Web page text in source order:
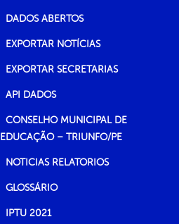
DADOS ABERTOS
EXPORTAR NOTÍCIAS
EXPORTAR SECRETARIAS
API DADOS
CONSELHO MUNICIPAL DE
EDUCAÇÃO – TRIUNFO/PE
NOTICIAS RELATORIOS
GLOSSÁRIO
IPTU 2021